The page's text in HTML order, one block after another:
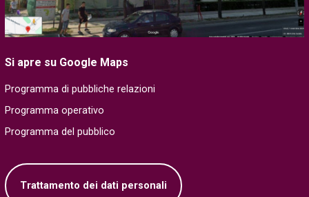
Si apre su Google Maps
Programma di pubbliche relazioni
Programma operativo
Programma del pubblico
Trattamento dei dati personali